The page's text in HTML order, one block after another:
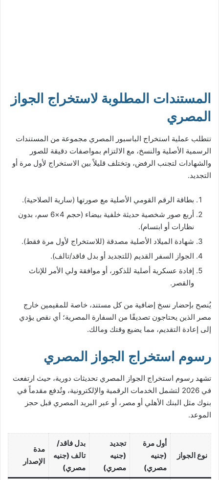
المستندات المطلوبة لاستخراج الجواز
المصري
تتطلب عملية استخراج الباسبور المصري​ مجموعة من المستندات
الرسمية الأصلية والنسخ، مع الالتزام بمواصفات دقيقة للصور
والشهادات لتجنب الرفض، وتختلف قليلاً بين الاستخراج لأول مرة أو
التجديد.
بطاقة الرقم القومي الأصلية مع صورتها (سارية الصلاحية).
أربع صور شخصية حديثة خلفية بيضاء (حجم 4×6 سم، بدون
نظارات أو ابتسام).
شهادة الميلاد الأصلية مصدقة (للاستخراج لأول مرة فقط).
الجواز السفر القديم (للتجديد أو بدل فاقد/تالف).
إفادة عسكرية أصلية للذكور، أو موافقة ولي الأمر للإناث
والقصر.
يُنصح بإحضار نسخ إضافية من كل مستند، خاصة للمقيمين خارج
مصر الذين يحتاجون تصديقًا من السفارة المصرية؛ أي نقص يؤدي
إلى إعادة التقديم، مما يضيع وقتك ومالك.
رسوم استخراج الجواز المصري
تشهد رسوم استخراج الجواز المصري تحديثات دورية، حيث ارتفعت
في 2026 لتشمل الخدمات الرقمية والإلكترونية، وتُدفع مقدماً في
بنوك مثل البنك الأهلي أو مصر، أو عبر البريد المصري قبل حجز
الموعد.
نوع الجواز
أول مرة
(جنيه
مصري)
تجديد
(جنيه
مصري)
بدل فاقد/
تالف (جنيه
مصري)
مدة
الإصدار